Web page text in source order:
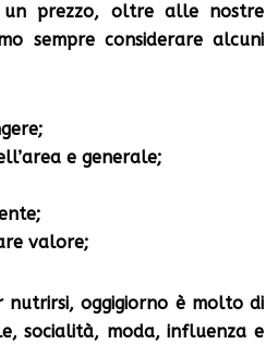
prezzo, oltre alle nostre
sempre considerare alcuni
e generale;
valore;
nutrirsi, oggigiorno è molto di
socialità, moda, influenza e